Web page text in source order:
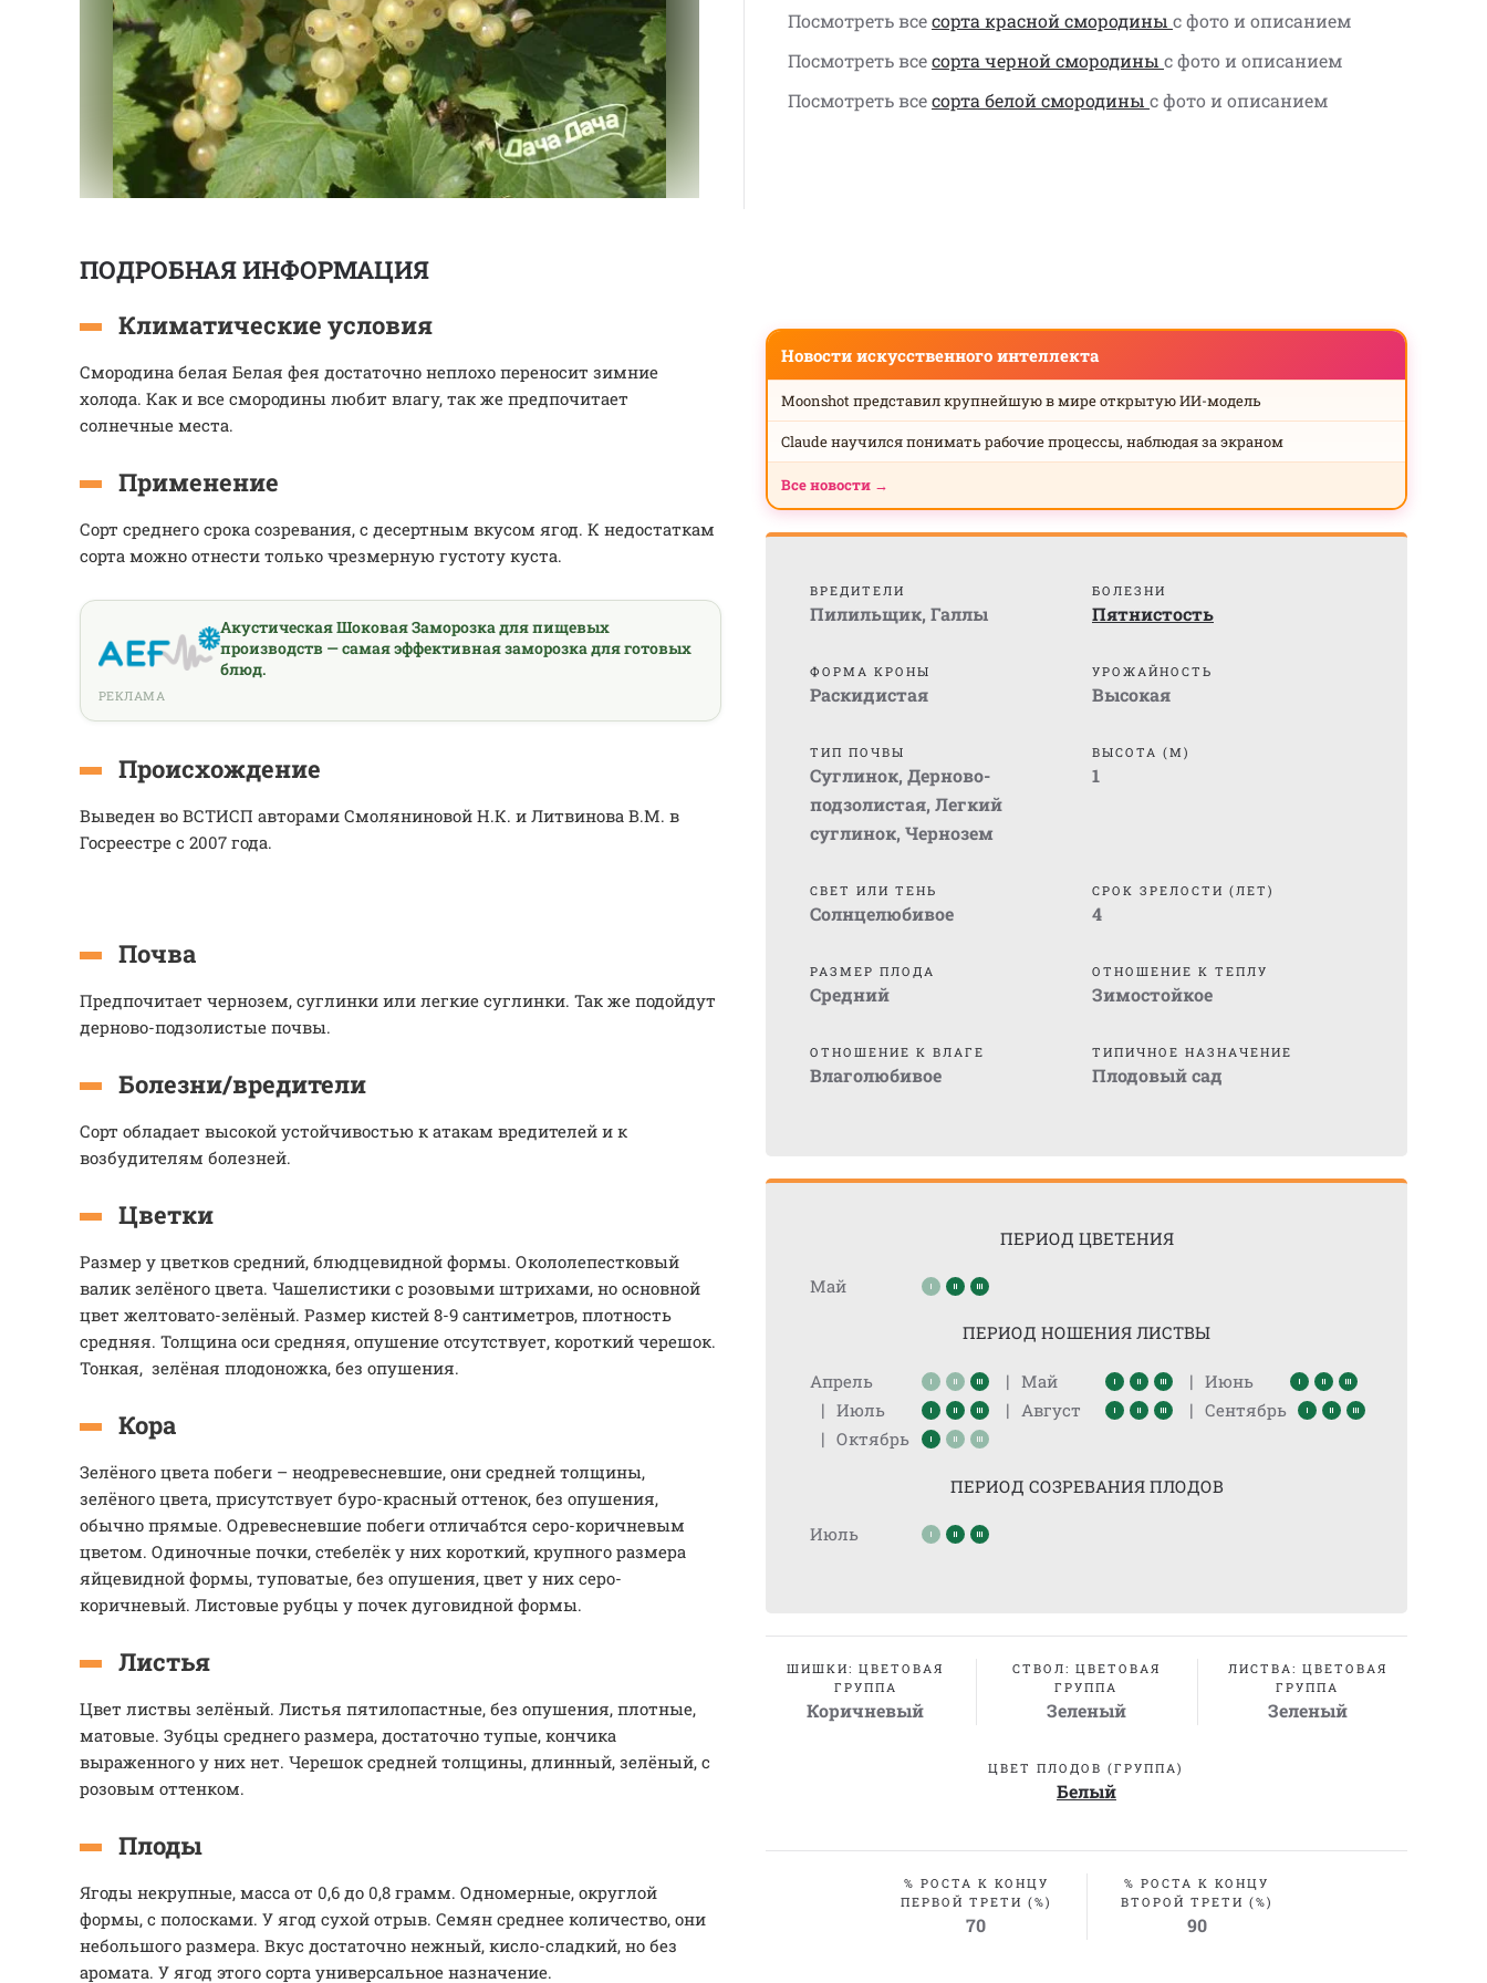
Посмотреть всесорта красной смородины с фото и описанием
Посмотреть всесорта черной смородины с фото и описанием
Посмотреть всесорта белой смородины с фото и описанием
ПОДРОБНАЯ ИНФОРМАЦИЯ
Климатические условия
Смородина белая Белая фея достаточно неплохо переносит зимние
холода. Как и все смородины любит влагу, так же предпочитает
солнечные места.
Применение
Сорт среднего срока созревания, с десертным вкусом ягод. К недостаткам
сорта можно отнести только чрезмерную густоту куста.
Акустическая Шоковая Заморозка для пищевых
производств — самая эффективная заморозка для готовых
блюд.
РЕКЛАМА
Происхождение
Выведен во ВСТИСП авторами Смоляниновой Н.К. и Литвинова В.М. в
Госреестре с 2007 года.
Почва
Предпочитает чернозем, суглинки или легкие суглинки. Так же подойдут
дерново-подзолистые почвы.
Болезни/вредители
Сорт обладает высокой устойчивостью к атакам вредителей и к
возбудителям болезней.
Цветки
Размер у цветков средний, блюдцевидной формы. Окололепестковый
валик зелёного цвета. Чашелистики с розовыми штрихами, но основной
цвет желтовато-зелёный. Размер кистей 8-9 сантиметров, плотность
средняя. Толщина оси средняя, опушение отсутствует, короткий черешок.
Тонкая, зелёная плодоножка, без опушения.
Кора
Зелёного цвета побеги – неодревесневшие, они средней толщины,
зелёного цвета, присутствует буро-красный оттенок, без опушения,
обычно прямые. Одревесневшие побеги отличабтся серо-коричневым
цветом. Одиночные почки, стебелёк у них короткий, крупного размера
яйцевидной формы, туповатые, без опушения, цвет у них серо-
коричневый. Листовые рубцы у почек дуговидной формы.
Листья
Цвет листвы зелёный. Листья пятилопастные, без опушения, плотные,
матовые. Зубцы среднего размера, достаточно тупые, кончика
выраженного у них нет. Черешок средней толщины, длинный, зелёный, с
розовым оттенком.
Плоды
Ягоды некрупные, масса от 0,6 до 0,8 грамм. Одномерные, округлой
формы, с полосками. У ягод сухой отрыв. Семян среднее количество, они
небольшого размера. Вкус достаточно нежный, кисло-сладкий, но без
аромата. У ягод этого сорта универсальное назначение.
Новости искусственного интеллекта
Moonshot представил крупнейшую в мире открытую ИИ-модель
Claude научился понимать рабочие процессы, наблюдая за экраном
Все новости →
ВРЕДИТЕЛИ
Пилильщик, Галлы
БОЛЕЗНИ
Пятнистость
ФОРМА КРОНЫ
Раскидистая
УРОЖАЙНОСТЬ
Высокая
ТИП ПОЧВЫ
Суглинок, Дерново-
подзолистая, Легкий
суглинок, Чернозем
ВЫСОТА (М)
1
СВЕТ ИЛИ ТЕНЬ
Солнцелюбивое
СРОК ЗРЕЛОСТИ (ЛЕТ)
4
РАЗМЕР ПЛОДА
Средний
ОТНОШЕНИЕ К ТЕПЛУ
Зимостойкое
ОТНОШЕНИЕ К ВЛАГЕ
Влаголюбивое
ТИПИЧНОЕ НАЗНАЧЕНИЕ
Плодовый сад
ПЕРИОД ЦВЕТЕНИЯ
Май
ПЕРИОД НОШЕНИЯ ЛИСТВЫ
Апрель | Май | Июнь
| Июль | Август | Сентябрь
| Октябрь
ПЕРИОД СОЗРЕВАНИЯ ПЛОДОВ
Июль
ШИШКИ: ЦВЕТОВАЯ
ГРУППА
Коричневый
СТВОЛ: ЦВЕТОВАЯ
ГРУППА
Зеленый
ЛИСТВА: ЦВЕТОВАЯ
ГРУППА
Зеленый
ЦВЕТ ПЛОДОВ (ГРУППА)
Белый
% РОСТА К КОНЦУ
ПЕРВОЙ ТРЕТИ (%)
70
% РОСТА К КОНЦУ
ВТОРОЙ ТРЕТИ (%)
90